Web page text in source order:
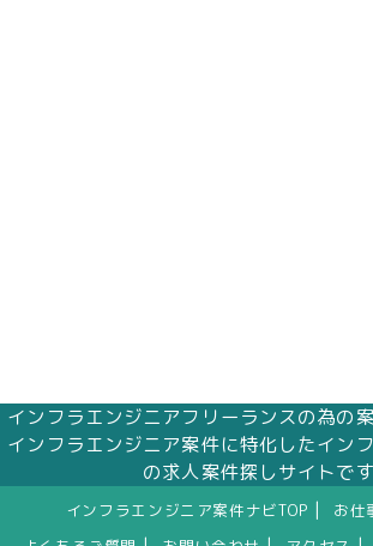
インフラエンジニアフリーランスの為の
インフラエンジニア案件に特化したイン
の求人案件探しサイトです
インフラエンジニア案件ナビTOP お仕